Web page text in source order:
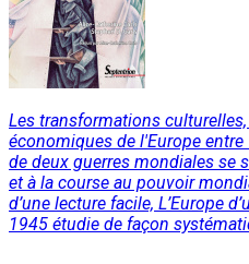
Les transformations
économiques de l'Europe
de deux guerres mondiales se
et à la course au pouvoir
d’une lecture facile, L’Europe
1945 étudie de façon